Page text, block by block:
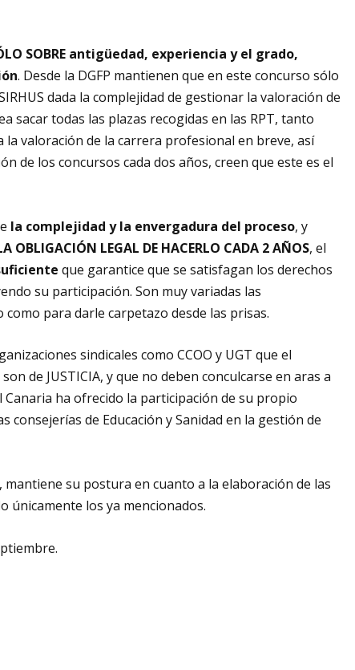
SOBRE antigüedad, experiencia y el grado,
. Desde la DGFP mantienen que en este concurso sólo
dada la complejidad de gestionar la valoración de
sacar todas las plazas recogidas en las RPT, tanto
valoración de la carrera profesional en breve, así
de los concursos cada dos años, creen que este es el
la complejidad y la envergadura del proceso, y
LEGAL DE HACERLO CADA 2 AÑOS, el
que garantice que se satisfagan los derechos
su participación. Son muy variadas las
para darle carpetazo desde las prisas.
sindicales como CCOO y UGT que el
de JUSTICIA, y que no deben conculcarse en aras a
ha ofrecido la participación de su propio
de Educación y Sanidad en la gestión de
mantiene su postura en cuanto a la elaboración de las
únicamente los ya mencionados.